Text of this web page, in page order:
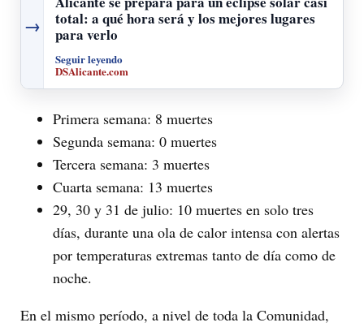
→
total: a qué hora será y los mejores lugares
para verlo
Seguir leyendo
DSAlicante.com
Primera semana: 8 muertes
Segunda semana: 0 muertes
Tercera semana: 3 muertes
Cuarta semana: 13 muertes
29, 30 y 31 de julio: 10 muertes en solo tres
días, durante una ola de calor intensa con alertas
por temperaturas extremas tanto de día como de
noche.
En el mismo período, a nivel de toda la Comunidad,